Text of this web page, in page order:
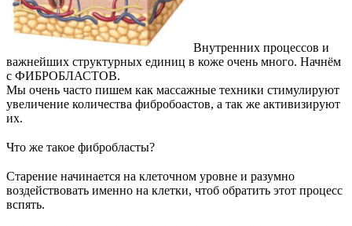
Внутренних процессов и
важнейших структурных единиц в коже очень много. Начнём
с ФИБРОБЛАСТОВ.
Мы очень часто пишем как массажные техники стимулируют
увеличение количества фибробоастов, а так же активизируют
их.
Что же такое фибробласты?
Старение начинается на клеточном уровне и разумно
воздействовать именно на клетки, чтоб обратить этот процесс
вспять.